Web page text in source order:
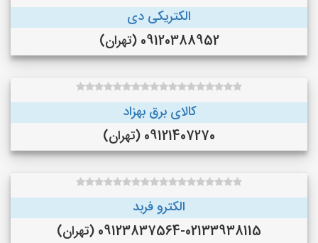
الکتریکی دی
09120388952 (تهران)
کالای برق بهزاد
09121407270 (تهران)
الکترو فربد
09123837564-02133938115 (تهران)